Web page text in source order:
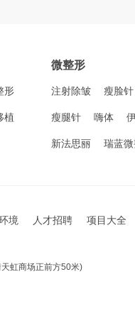
形
植
微整形
注射除皱 瘦脸针
瘦腿针 嗨体
新法思丽 瑞蓝
境 人才招聘 项目大全
虹商场正前方50米)